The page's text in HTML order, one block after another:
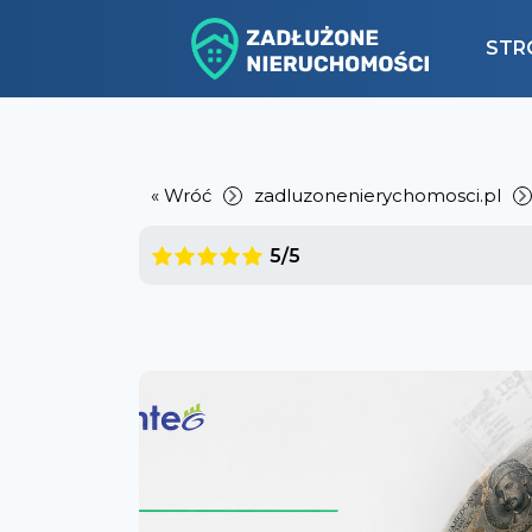
« Wróć zadluzonenierychomosci.pl
5/5